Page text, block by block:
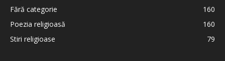
Fără categorie
160
Poezia religioasă
160
Stiri religioase
79